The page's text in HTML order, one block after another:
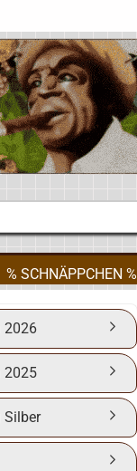
% SCHNÄPPCHEN %
2026
2025
Silber